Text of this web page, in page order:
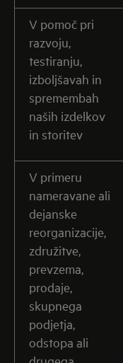
V pomoč pri
razvoju,
testiranju,
izboljšavah in
spremembah
naših izdelkov
in storitev
V primeru
nameravane ali
dejanske
reorganizacije,
združitve,
prevzema,
prodaje,
skupnega
podjetja,
odstopa ali